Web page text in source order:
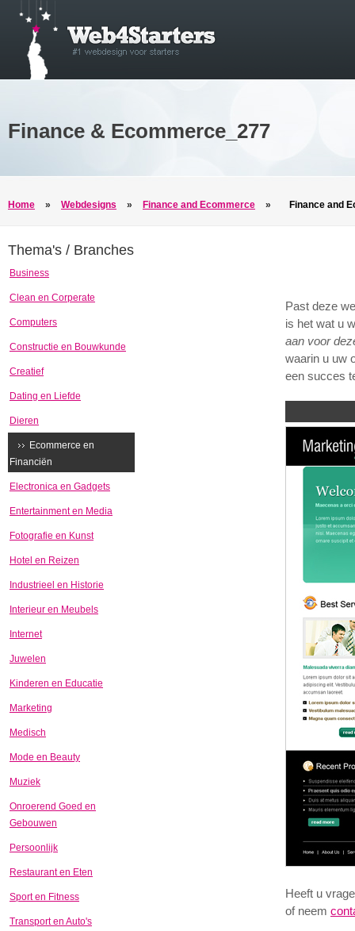
Finance & Ecommerce_277
Home » Webdesigns » Finance and Ecommerce » Finance and
Thema's / Branches
Business
Clean en Corperate
Computers
Constructie en Bouwkunde
Creatief
Dating en Liefde
Dieren
Ecommerce en
Financiën
Electronica en Gadgets
Entertainment en Media
Fotografie en Kunst
Hotel en Reizen
Industrieel en Historie
Interieur en Meubels
Internet
Juwelen
Kinderen en Educatie
Marketing
Medisch
Mode en Beauty
Muziek
Onroerend Goed en
Gebouwen
Persoonlijk
Restaurant en Eten
Sport en Fitness
Transport en Auto's
Past deze
is het wat u
aan voor
waarin u uw
een succes
Heeft u
of neem